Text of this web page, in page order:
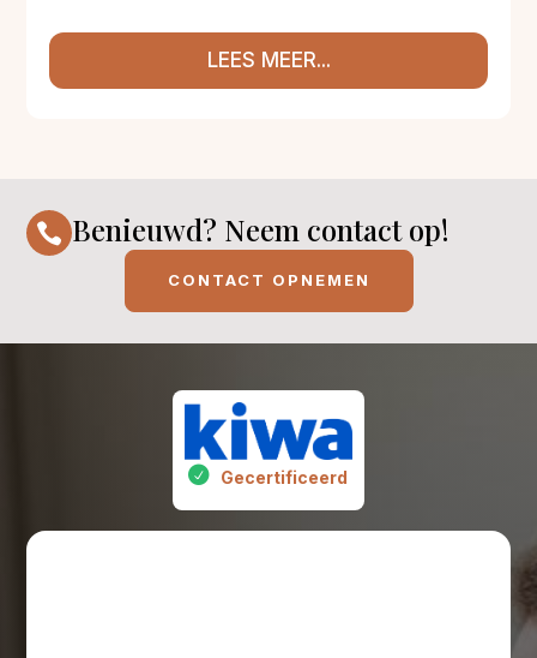
LEES MEER...
 Benieuwd? Neem contact op!
CONTACT OPNEMEN
Gecertificeerd